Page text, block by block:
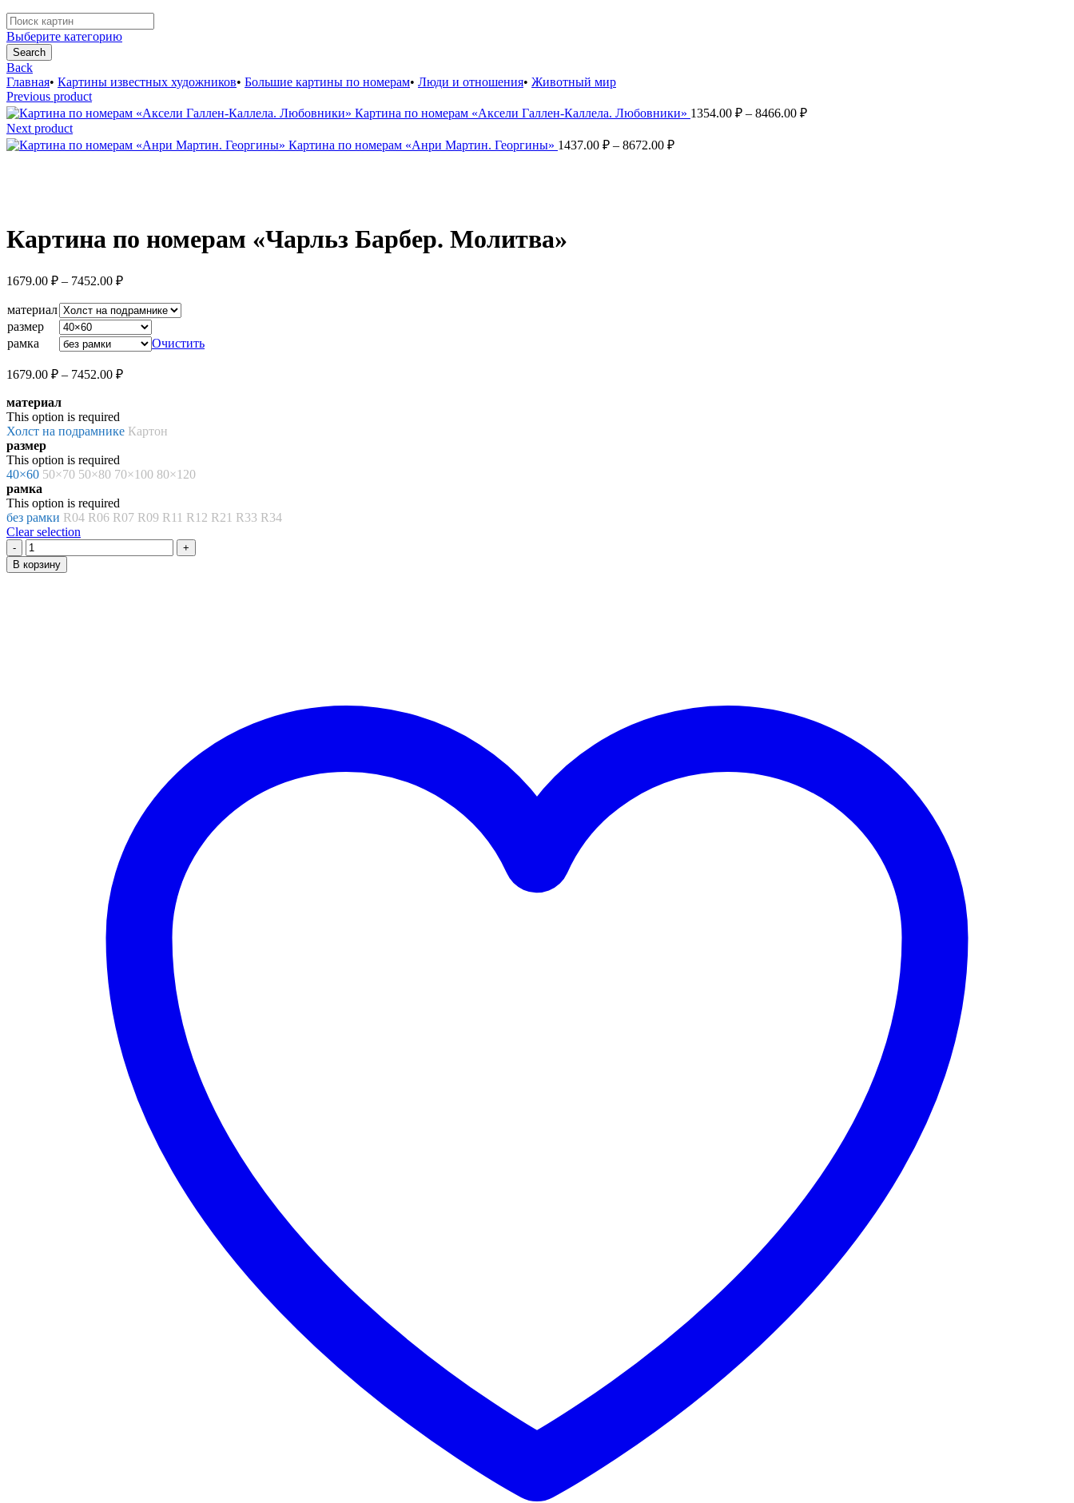
Search
for:
Выберите категорию
Search
Back
Главная• Картины известных художников• Большие картины по номерам• Люди и отношения• Животный мир
Previous product
Картина по номерам «Аксели Галлен-Каллела. Любовники» 1354.00 ₽ – 8466.00 ₽Диапазон
Next product
Картина по номерам «Анри Мартин. Георгины» 1437.00 ₽ – 8672.00 ₽Диапазон
Картина по номерам «Чарльз Барбер. Молитва»
1679.00 ₽ – 7452.00 ₽Диапазон
1679.00 ₽
–
7452.00 ₽
материал
размер
рамка
Очистить
1679.00 ₽ – 7452.00 ₽Диапазон
7452.00 ₽
материал
This option is required
Холст на подрамнике Картон
размер
This option is required
40×60 50×70 50×80 70×100 80×120
рамка
This option is required
без рамки R04 R06 R07 R09 R11 R12 R21 R33 R34
Clear selection
Количество
товара
Картина
В корзину